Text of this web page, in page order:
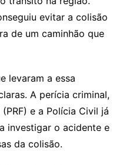
evitar a colisão
de um caminhão que
levaram a essa
A perícia criminal,
e a Polícia Civil já
investigar o acidente e
da colisão.